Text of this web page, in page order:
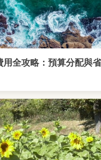
全攻略：預算分配與